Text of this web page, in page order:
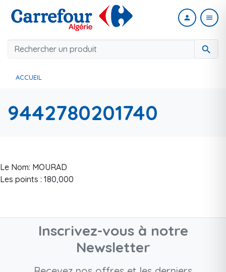
search
person menu
ACCUEIL
9442780201740
Le Nom: MOURAD
Les points : 180,000
Inscrivez-vous à notre
Newsletter